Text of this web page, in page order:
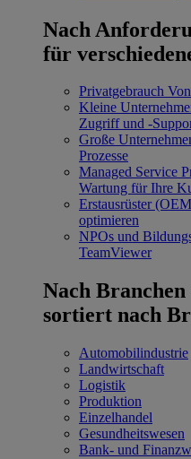
Nach
für
Privatgebrauch
Kleine
Zugriff und -
Große
Prozesse
Managed Service
Wartung für Ihre
Erstausrüster
optimieren
NPOs und
TeamViewer
Nach Branchen
sortiert nach
Automobilindustrie
Landwirtschaft
Logistik
Produktion
Einzelhandel
Gesundheitswesen
Bank- und